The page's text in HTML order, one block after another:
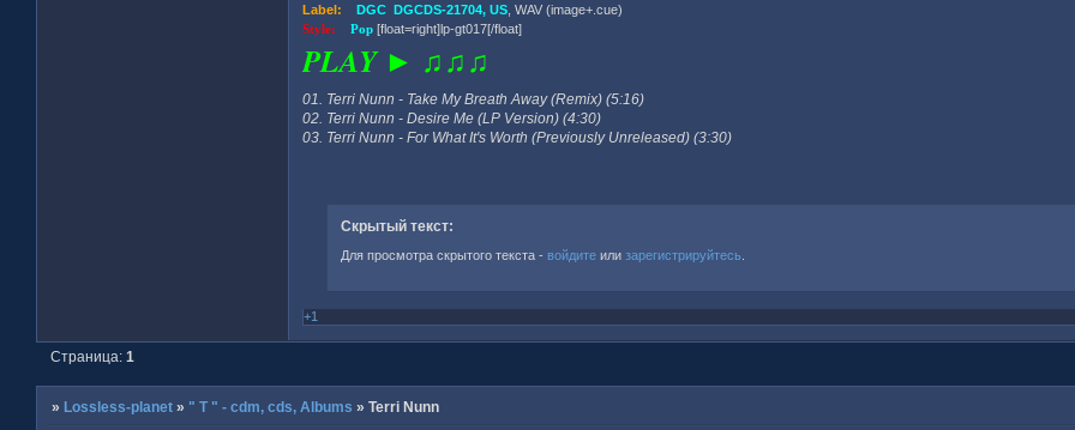
Label: DGC DGCDS-21704, US , WAV (image+.cue)
Style:Pop[float=right]lp-gt017[/float]
PLAY ► ♫♫♫
01. Terri Nunn - Take My Breath Away (Remix) (5:16)
02. Terri Nunn - Desire Me (LP Version) (4:30)
03. Terri Nunn - For What It's Worth (Previously Unreleased) (3:30)
Скрытый текст:
Для просмотра скрытого текста - войдитеили зарегистрируйтесь
+1
Страница:1
»Lossless-planet » " T " - cdm, cds, Albums »Terri Nunn